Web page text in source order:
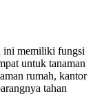
ini memiliki fungsi
untuk tanaman
rumah, kantor
tahan